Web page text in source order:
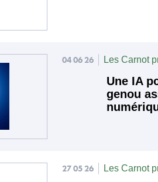
04 06 26 Les Carnot
Une IA
genou
27 05 26 Les Carnot